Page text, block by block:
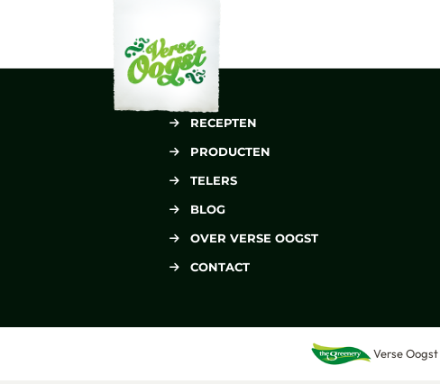
RECEPTEN
PRODUCTEN
TELERS
BLOG
OVER VERSE OOGST
CONTACT
Verse Oogst